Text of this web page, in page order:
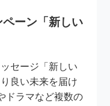
ーン「新しい
セージ「新しい
良い未来を届け
ドラマなど複数の